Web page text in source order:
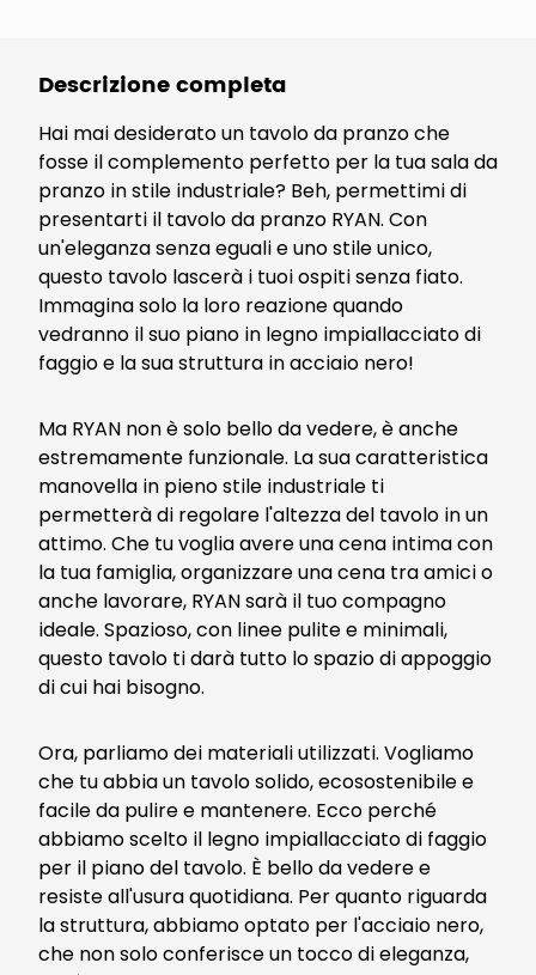
Descrizione completa
Hai mai desiderato un tavolo da pranzo che
fosse il complemento perfetto per la tua sala da
pranzo in stile industriale? Beh, permettimi di
presentarti il tavolo da pranzo RYAN. Con
un'eleganza senza eguali e uno stile unico,
questo tavolo lascerà i tuoi ospiti senza fiato.
Immagina solo la loro reazione quando
vedranno il suo piano in legno impiallacciato di
faggio e la sua struttura in acciaio nero!
Ma RYAN non è solo bello da vedere, è anche
estremamente funzionale. La sua caratteristica
manovella in pieno stile industriale ti
permetterà di regolare l'altezza del tavolo in un
attimo. Che tu voglia avere una cena intima con
la tua famiglia, organizzare una cena tra amici o
anche lavorare, RYAN sarà il tuo compagno
ideale. Spazioso, con linee pulite e minimali,
questo tavolo ti darà tutto lo spazio di appoggio
di cui hai bisogno.
Ora, parliamo dei materiali utilizzati. Vogliamo
che tu abbia un tavolo solido, ecosostenibile e
facile da pulire e mantenere. Ecco perché
abbiamo scelto il legno impiallacciato di faggio
per il piano del tavolo. È bello da vedere e
resiste all'usura quotidiana. Per quanto riguarda
la struttura, abbiamo optato per l'acciaio nero,
che non solo conferisce un tocco di eleganza,